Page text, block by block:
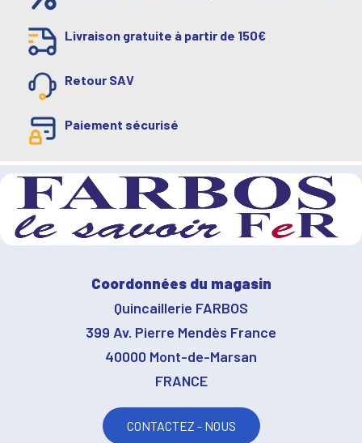
Livraison gratuite à partir de 150€
Retour SAV
Paiement sécurisé
Coordonnées du magasin
Quincaillerie FARBOS
399 Av. Pierre Mendès France
40000 Mont-de-Marsan
FRANCE
CONTACTEZ - NOUS